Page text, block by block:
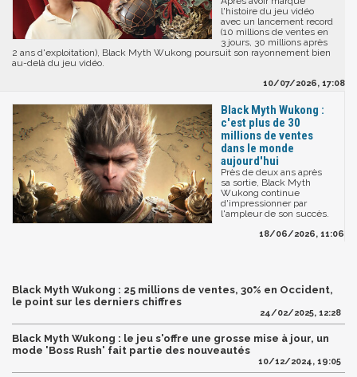
l'histoire du jeu vidéo
avec un lancement record
(10 millions de ventes en
3 jours, 30 millions après
2 ans d'exploitation), Black Myth Wukong poursuit son rayonnement bien
au-delà du jeu vidéo.
10/07/2026, 17:08
Black Myth Wukong :
c'est plus de 30
millions de ventes
dans le monde
aujourd'hui
Près de deux ans après
sa sortie, Black Myth
Wukong continue
d'impressionner par
l'ampleur de son succès.
18/06/2026, 11:06
Black Myth Wukong : 25 millions de ventes, 30% en Occident,
le point sur les derniers chiffres
24/02/2025, 12:28
Black Myth Wukong : le jeu s'offre une grosse mise à jour, un
mode 'Boss Rush' fait partie des nouveautés
10/12/2024, 19:05